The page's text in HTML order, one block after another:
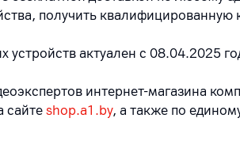
получить
устройств актуален с 08.04.2025
интернет-магазина
сайте shop.a1.by, а также по